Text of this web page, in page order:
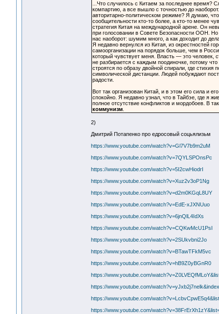
...Что случилось с Китаем за последнее время?
компартию, а все вышло с точностью до
авторитарно-политическом режиме? Я думаю,
сообщительности кто-то более, а кто-то менее
стратегия Китая на международной арене. Он
при голосовании в Совете Безопасности ООН. Но
нас наоборот: шумим много, а как доходит до
Я недавно вернулся из Китая, из окрестностей
самоорганизации на порядок больше, чем в
который чувствует меня. Власть — это
не разбирается с каждым поодиночке, потому
строятся по образу двойной спирали, где
символической дистанции. Людей побуждают
радости.
Вот так организован Китай, и в этом его сила и
спокойно. Я недавно узнал, что в Тайбэе, где я
полное отсутствие конфликтов и мордобоев. В
коммунизм.
2)
Дмитрий Потапенко про едросовый соцьялизьм
https://www.youtube.com/watch?v=Gl7V7b9m2uM
https://www.youtube.com/watch?v=7QYLSPOnsPc
https://www.youtube.com/watch?v=5I2cwHiodrI
https://www.youtube.com/watch?v=Xuz2v3oP1Ng
https://www.youtube.com/watch?v=d2m0KGqL8UY
https://www.youtube.com/watch?v=EdE-xJXNUuo
https://www.youtube.com/watch?v=6jnQlL4IdXs
https://www.youtube.com/watch?v=CQKwMcU1PsI
https://www.youtube.com/watch?v=2SUkvbni2Jo
https://www.youtube.com/watch?v=BTawTFkM5vc
https://www.youtube.com/watch?v=hB9Z0yBGnR0
https://www.youtube.com/
https://www.youtube.com/
https://www.youtube.com/
https://www.youtube.com/